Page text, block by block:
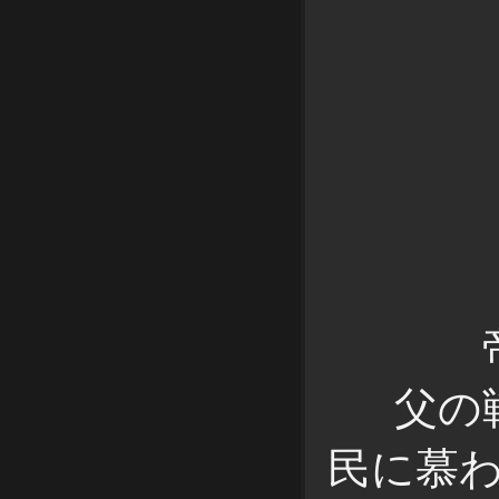
父の
民に慕